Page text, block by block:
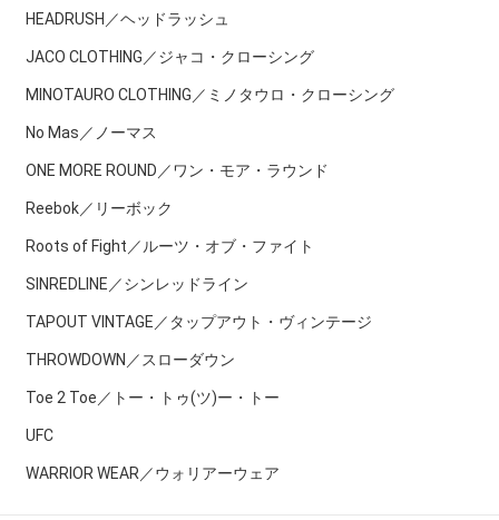
HEADRUSH／ヘッドラッシュ
JACO CLOTHING／ジャコ・クローシング
MINOTAURO CLOTHING／ミノタウロ・クローシング
No Mas／ノーマス
ONE MORE ROUND／ワン・モア・ラウンド
Reebok／リーボック
Roots of Fight／ルーツ・オブ・ファイト
SINREDLINE／シンレッドライン
TAPOUT VINTAGE／タップアウト・ヴィンテージ
THROWDOWN／スローダウン
Toe 2 Toe／トー・トゥ(ツ)ー・トー
UFC
WARRIOR WEAR／ウォリアーウェア